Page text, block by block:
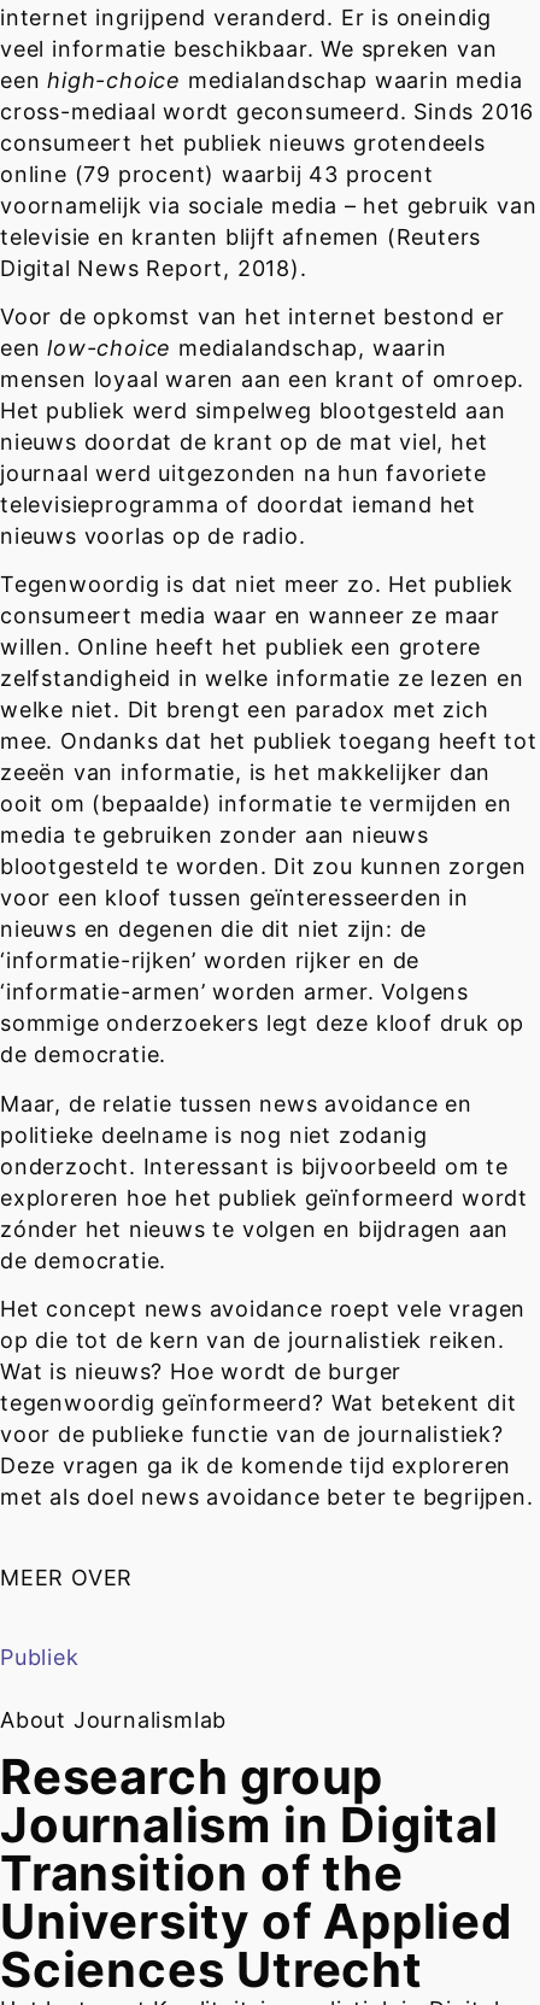
internet ingrijpend veranderd. Er is oneindig
veel informatie beschikbaar. We spreken van
eenhigh-choice medialandschap waarin media
cross-mediaal wordt geconsumeerd. Sinds 2016
consumeert het publiek nieuws grotendeels
online (79 procent) waarbij 43 procent
voornamelijk via sociale media – het gebruik van
televisie en kranten blijft afnemen (Reuters
Digital News Report, 2018).
Voor de opkomst van het internet bestond er
eenlow-choice medialandschap, waarin
mensen loyaal waren aan een krant of omroep.
Het publiek werd simpelweg blootgesteld aan
nieuws doordat de krant op de mat viel, het
journaal werd uitgezonden na hun favoriete
televisieprogramma of doordat iemand het
nieuws voorlas op de radio.
Tegenwoordig is dat niet meer zo. Het publiek
consumeert media waar en wanneer ze maar
willen. Online heeft het publiek een grotere
zelfstandigheid in welke informatie ze lezen en
welke niet. Dit brengt een paradox met zich
mee. Ondanks dat het publiek toegang heeft tot
zeeën van informatie, is het makkelijker dan
ooit om (bepaalde) informatie te vermijden en
media te gebruiken zonder aan nieuws
blootgesteld te worden. Dit zou kunnen zorgen
voor een kloof tussen geïnteresseerden in
nieuws en degenen die dit niet zijn: de
‘informatie-rijken’ worden rijker en de
‘informatie-armen’ worden armer. Volgens
sommige onderzoekers legt deze kloof druk op
de democratie.
Maar, de relatie tussen news avoidance en
politieke deelname is nog niet zodanig
onderzocht. Interessant is bijvoorbeeld om te
exploreren hoe het publiek geïnformeerd wordt
zónder het nieuws te volgen en bijdragen aan
de democratie.
Het concept news avoidance roept vele vragen
op die tot de kern van de journalistiek reiken.
Wat is nieuws? Hoe wordt de burger
tegenwoordig geïnformeerd? Wat betekent dit
voor de publieke functie van de journalistiek?
Deze vragen ga ik de komende tijd exploreren
met als doel news avoidance beter te begrijpen.
MEER OVER
Publiek
About Journalismlab
Research group
Journalism in Digital
Transition of the
University of Applied
Sciences Utrecht